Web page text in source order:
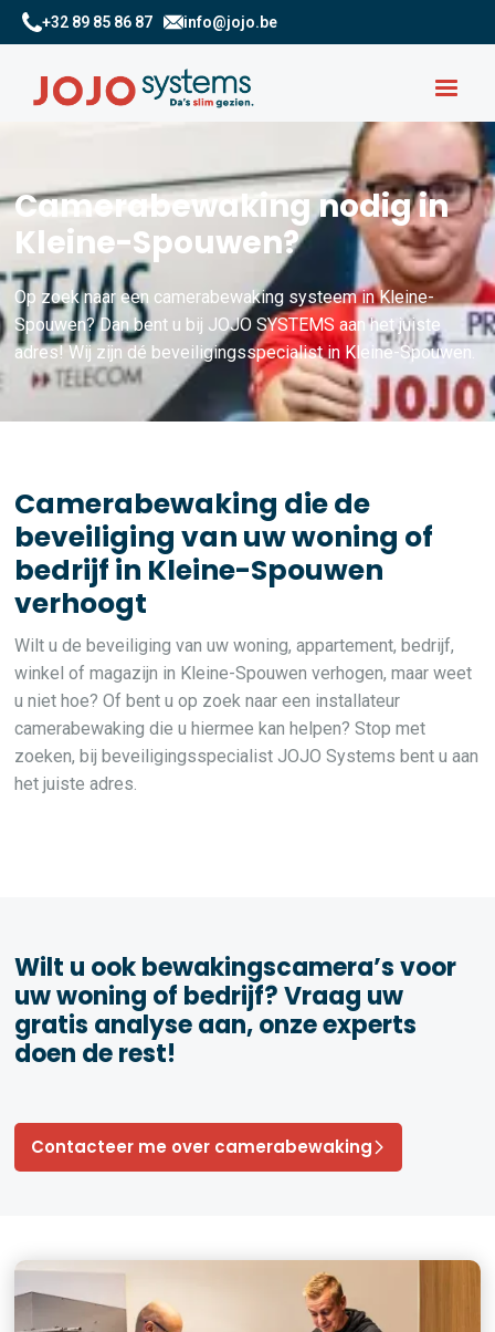
+32 89 85 86 87 info@jojo.be
Camerabewaking nodig in
Kleine-Spouwen?
Op zoek naar een camerabewaking systeem in Kleine-
Spouwen? Dan bent u bij JOJO SYSTEMS aan het juiste
adres! Wij zijn dé beveiligingsspecialist in Kleine-Spouwen.
Camerabewaking die de
beveiliging van uw woning of
bedrijf in Kleine-Spouwen
verhoogt
Wilt u de beveiliging van uw woning, appartement, bedrijf,
winkel of magazijn in Kleine-Spouwen verhogen, maar weet
u niet hoe? Of bent u op zoek naar een installateur
camerabewaking die u hiermee kan helpen? Stop met
zoeken, bij beveiligingsspecialist JOJO Systems bent u aan
het juiste adres.
Wilt u ook bewakingscamera’s voor
uw woning of bedrijf? Vraag uw
gratis analyse aan, onze experts
doen de rest!
Contacteer me over camerabewaking